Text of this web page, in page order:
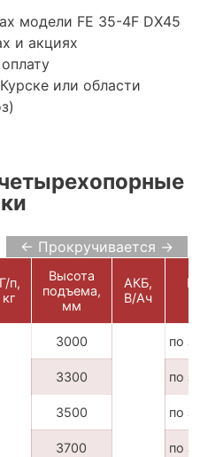
модели FE 35-4F DX45
и акциях
или области
← Прокручивается →
Г/п,
кг
Высота
подъема,
мм
АКБ,
В/Ач
3000 по
3300 по
3500 по
3700 по